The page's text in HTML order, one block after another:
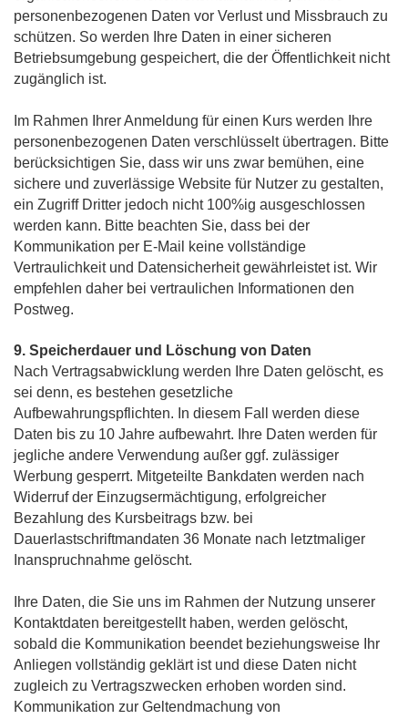
personenbezogenen Daten vor Verlust und Missbrauch zu
schützen. So werden Ihre Daten in einer sicheren
Betriebsumgebung gespeichert, die der Öffentlichkeit nicht
zugänglich ist.
Im Rahmen Ihrer Anmeldung für einen Kurs werden Ihre
personenbezogenen Daten verschlüsselt übertragen. Bitte
berücksichtigen Sie, dass wir uns zwar bemühen, eine
sichere und zuverlässige Website für Nutzer zu gestalten,
ein Zugriff Dritter jedoch nicht 100%ig ausgeschlossen
werden kann. Bitte beachten Sie, dass bei der
Kommunikation per E-Mail keine vollständige
Vertraulichkeit und Datensicherheit gewährleistet ist. Wir
empfehlen daher bei vertraulichen Informationen den
Postweg.
9. Speicherdauer und Löschung von Daten
Nach Vertragsabwicklung werden Ihre Daten gelöscht, es
sei denn, es bestehen gesetzliche
Aufbewahrungspflichten. In diesem Fall werden diese
Daten bis zu 10 Jahre aufbewahrt. Ihre Daten werden für
jegliche andere Verwendung außer ggf. zulässiger
Werbung gesperrt. Mitgeteilte Bankdaten werden nach
Widerruf der Einzugsermächtigung, erfolgreicher
Bezahlung des Kursbeitrags bzw. bei
Dauerlastschriftmandaten 36 Monate nach letztmaliger
Inanspruchnahme gelöscht.
Ihre Daten, die Sie uns im Rahmen der Nutzung unserer
Kontaktdaten bereitgestellt haben, werden gelöscht,
sobald die Kommunikation beendet beziehungsweise Ihr
Anliegen vollständig geklärt ist und diese Daten nicht
zugleich zu Vertragszwecken erhoben worden sind.
Kommunikation zur Geltendmachung von